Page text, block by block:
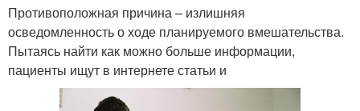
Противоположная причина – излишняя
осведомленность о ходе планируемого вмешательства.
Пытаясь найти как можно больше информации,
пациенты ищут в интернете статьи и